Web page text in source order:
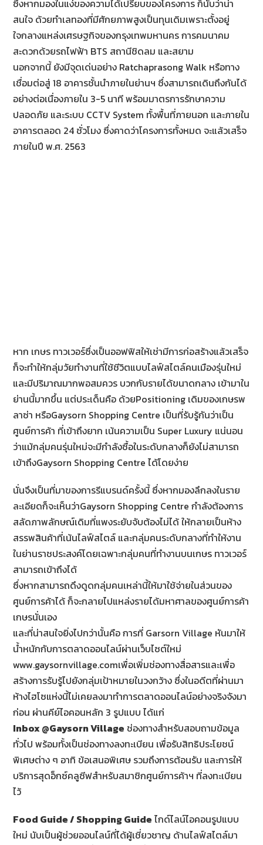
ซึ่งหากมองในแง่ของความได้เปรียบของโครงการ ก็นับว่าน่า
สนใจ ด้วยทำเลทองที่มีศักยภาพสูงเป็นทุนเดิมเพราะตั้งอยู่
ใจกลางแหล่งเศรษฐกิจของกรุงเทพมหานคร การคมนาคม
สะดวกด้วยรถไฟฟ้า BTS สถานีชิดลม และสยาม
นอกจากนี้ ยังมีจุดเด่นอย่าง Ratchaprasong Walk หรือทาง
เชื่อมต่อสู่ 18 อาคารชั้นนำภายในย่านฯ ซึ่งสามารถเดินถึงกันได้
อย่างต่อเนื่องภายใน 3-5 นาที พร้อมมาตรการรักษาความ
ปลอดภัย และระบบ CCTV System ทั้งพื้นที่ภายนอก และภายใน
อาคารตลอด 24 ชั่วโมง ซึ่งคาดว่าโครงการทั้งหมด จะแล้วเสร็จ
ภายในปี พ.ศ. 2563
หาก เกษร ทาวเวอร์ซึ่งเป็นออฟฟิสให้เช่ามีการก่อสร้างแล้วเสร็จ
ก็จะทำให้กลุ่มวัยทำงานที่ใช้ชีวิตแบบไลฟ์สไตล์คนเมืองรุ่นใหม่
และมีปริมาณมากพอสมควร บวกกับรายได้ขนาดกลาง เข้ามาใน
ย่านนี้มากขึ้น แต่ประเด็นคือ ด้วยPositioning เดิมของเกษรพ
ลาซ่า หรือGaysorn Shopping Centre เป็นที่รับรู้กันว่าเป็น
ศูนย์การค้า ที่เข้าถึงยาก เน้นความเป็น Super Luxury แน่นอน
ว่าแม้กลุ่มคนรุ่นใหม่จะมีกำลังซื้อในระดับกลางก็ยังไม่สามารถ
เข้าถึงGaysorn Shopping Centre ได้โดยง่าย
นั่นจึงเป็นที่มาของการรีแบรนด์ครั้งนี้ ซึ่งหากมองลึกลงในราย
ละเอียดก็จะเห็นว่าGaysorn Shopping Centre กำลังต้องการ
สลัดภาพลักษณ์เดิมที่แพงระยับจับต้องไม่ได้ ให้กลายเป็นห้าง
สรรพสินค้าที่เน้นไลฟ์สไตล์ และกลุ่มคนระดับกลางที่ทำให้งาน
ในย่านราชประสงค์โดยเฉพาะกลุ่มคนที่ทำงานบนเกษร ทาวเวอร์
สามารถเข้าถึงได้
ซึ่งหากสามารถดึงดูดกลุ่มคนเหล่านี้ให้มาใช้จ่ายในส่วนของ
ศูนย์การค้าได้ ก็จะกลายไปแหล่งรายได้มหาศาลของศูนย์การค้า
เกษรนั่นเอง
และที่น่าสนใจยิ่งไปกว่านั้นคือ การที่ Garsorn Village หันมาให้
น้ำหนักกับการตลาดออนไลน์ผ่านเว็บไซต์ใหม่
www.gaysornvillage.comเพื่อเพิ่มช่องทางสื่อสารและเพื่อ
สร้างการรับรู้ไปยังกลุ่มเป้าหมายในวงกว้าง ซึ่งในอดีตที่ผ่านมา
ห้างไฮโซแห่งนี้ไม่เคยลงมาทำการตลาดออนไลน์อย่างจริงจังมา
ก่อน ผ่านคีย์ไอคอนหลัก 3 รูปแบบ ได้แก่
Inbox @Gaysorn Village ช่องทางสำหรับสอบถามข้อมูล
ทั่วไป พร้อมทั้งเป็นช่องทางลงทะเบียน เพื่อรับสิทธิประโยชน์
พิเศษต่าง ๆ อาทิ ข้อเสนอพิเศษ รวมถึงการต้อนรับ และการให้
บริการสุดอ็กซ์คลูซีฟสำหรับสมาชิกศูนย์การค้าฯ ที่ลงทะเบียน
ไว้
Food Guide / Shopping Guide ไกด์ไลน์ไอคอนรูปแบบ
ใหม่ นับเป็นผู้ช่วยออนไลน์ที่ได้ผู้เชี่ยวชาญ ด้านไลฟ์สไตล์มา